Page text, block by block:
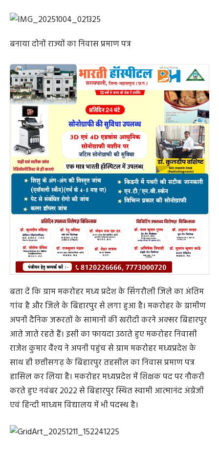
बनाया दोनों राज्यों का निवास प्रमाण पत्र
बता दें कि ग्राम मकरोहर मध्य प्रदेश के सिंगरौली जिले का अंतिम
गांव है और जिले के बिहारपुर से लगा हुआ है। मकरोहर के ग्रामीण
अपनी दैनिक जरूरतों के सामानों की खरीदी करने अक्सर बिहारपुर
आते जाते रहते हैं। इसी का फायदा उठाते हुए मकरोहर निवासी
राजेश कुमार वैश्य ने अपनी पहुंच से ग्राम मकरोहर मध्यप्रदेश के
साथ ही छत्तीसगढ़ के बिहारपुर तहसील का निवास प्रमाण पत्र
हासिल कर लिया है। मकरोहर मध्यप्रदेश में शिक्षक पद पर नौकरी
करते हुए नवंबर 2022 से बिहारपुर स्थित स्वामी आत्मानंद अंग्रेजी
एवं हिन्दी माध्यम विद्यालय में भी पदस्थ है।